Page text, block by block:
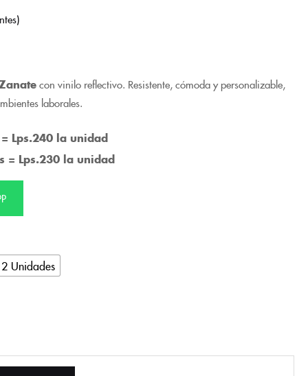
con vinilo reflectivo. Resistente, cómoda y personalizable,
laborales.
Lps.240 la unidad
= Lps.230 la unidad
Unidades